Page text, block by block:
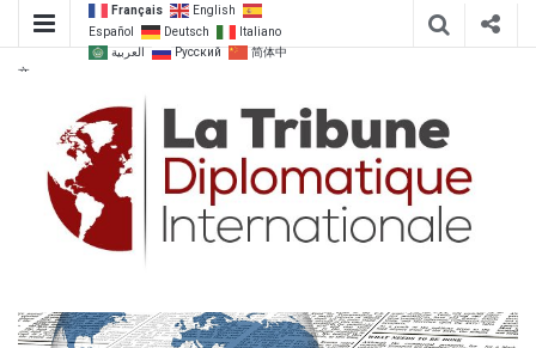
Français
English
Español
Deutsch
Italiano
العربية
Русский
简体中
文
La Tribune